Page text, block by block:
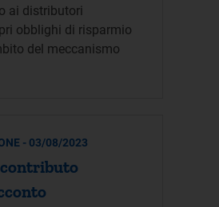
ai distributori
obblighi di risparmio
del meccanismo
- 03/08/2023